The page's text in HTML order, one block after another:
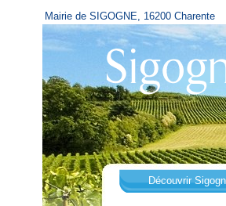
Mairie de SIGOGNE, 16200 Charente
Découvrir